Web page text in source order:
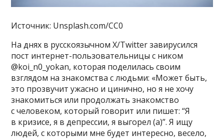
Источник: Unsplash.com/CC0
На днях в русскоязычном X/Twitter завирусился
пост интернет-пользовательницы с ником
@koi_n0_yokan, которая поделилась своим
взглядом на знакомства с людьми: «Может быть,
это прозвучит ужасно и цинично, но я не хочу
знакомиться или продолжать знакомство
с человеком, который говорит или пишет: “Я
в кризисе, я в депрессии, я выгорел (а)”. Я ищу
людей, с которыми мне будет интересно, весело,